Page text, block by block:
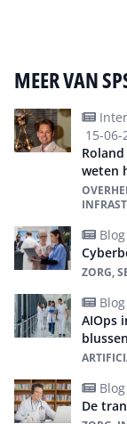
MEER VAN
15-06-
weten
ZORG,
AIOps
De